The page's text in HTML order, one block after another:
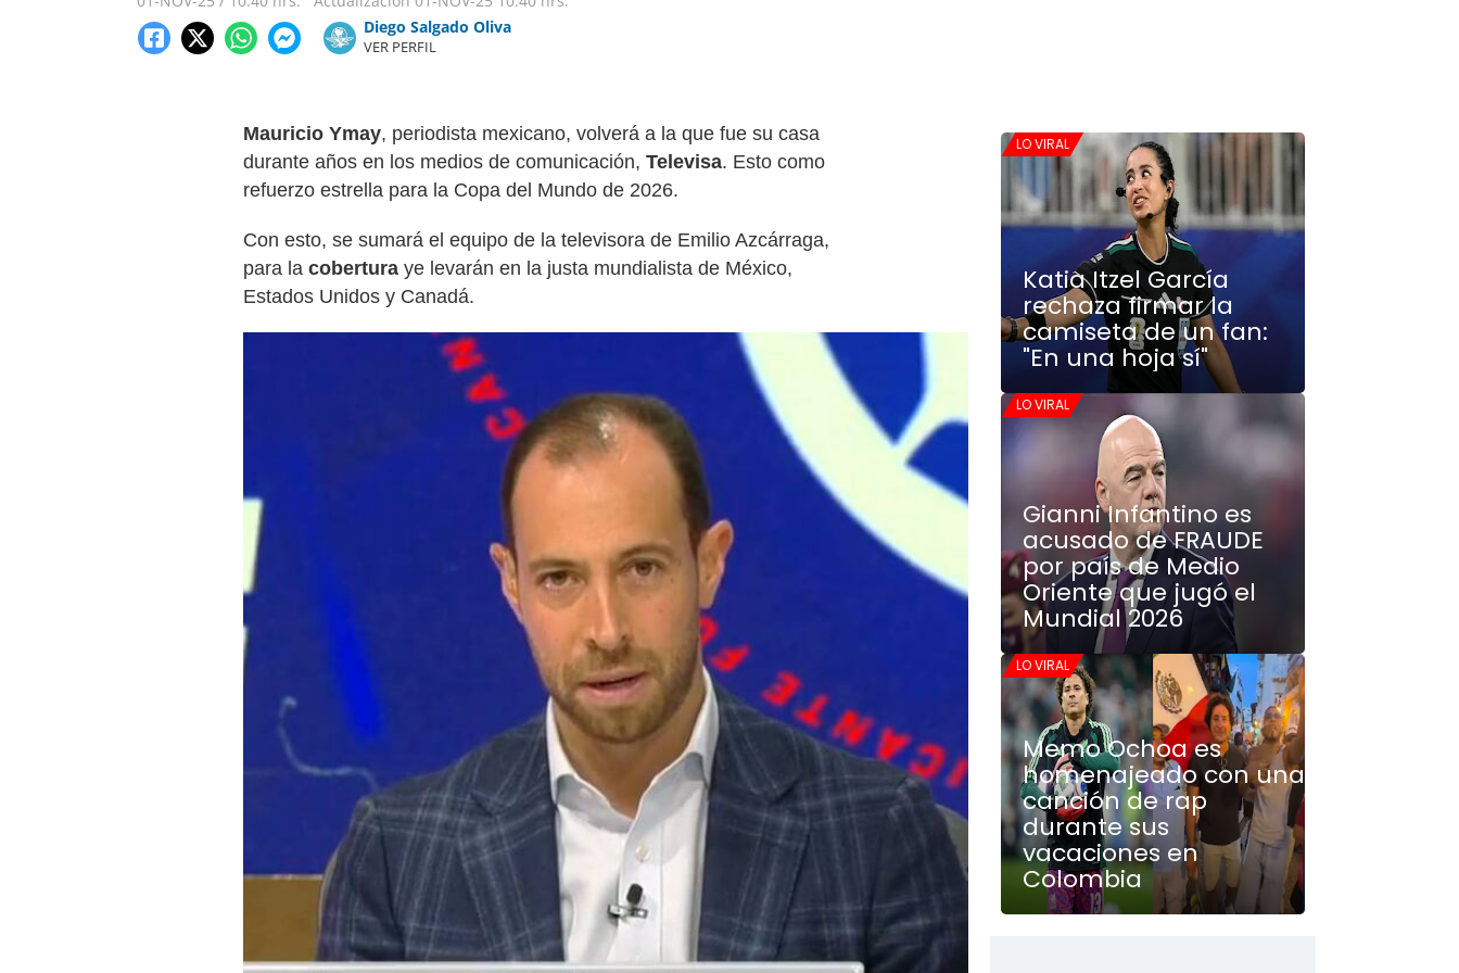
Diego Salgado Oliva
VER PERFIL
Mauricio Ymay, periodista mexicano, volverá a la que fue su casa
durante años en los medios de comunicación, Televisa. Esto como
refuerzo estrella para la Copa del Mundo de 2026.
Con esto, se sumará el equipo de la televisora de Emilio Azcárraga,
para la cobertura ye levarán en la justa mundialista de México,
Estados Unidos y Canadá.
LO VIRAL
Katia Itzel García
rechaza firmar la
camiseta de un fan:
"En una hoja sí"
LO VIRAL
Gianni Infantino es
acusado de FRAUDE
por país de Medio
Oriente que jugó el
Mundial 2026
LO VIRAL
Memo Ochoa es
homenajeado con una
canción de rap
durante sus
vacaciones en
Colombia